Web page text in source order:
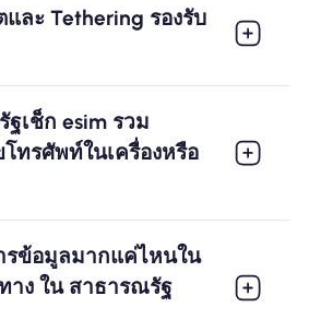
ละ Tethering รองรับ
เช็ก esim รวม
ทรศัพท์ในเครื่องหรือ
รข้อมูลมากแค่ไหนใน
าง ใน สาธารณรัฐ